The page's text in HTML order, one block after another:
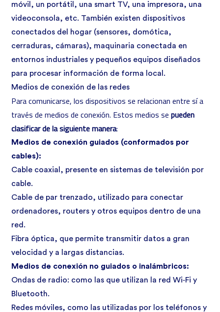
móvil, un portátil, una smart TV, una impresora, una
videoconsola, etc. También existen dispositivos
conectados del hogar (sensores, domótica,
cerraduras, cámaras), maquinaria conectada en
entornos industriales y pequeños equipos diseñados
para procesar información de forma local.
Medios de conexión de las redes
Para comunicarse, los dispositivos se relacionan entre sí a
través de medios de conexión. Estos medios se pueden
clasificar de la siguiente manera:
Medios de conexión guiados (conformados por
cables):
Cable coaxial, presente en sistemas de televisión por
cable.
Cable de par trenzado, utilizado para conectar
ordenadores, routers y otros equipos dentro de una
red.
Fibra óptica, que permite transmitir datos a gran
velocidad y a largas distancias.
Medios de conexión no guiados o inalámbricos:
Ondas de radio: como las que utilizan la red Wi‑Fi y
Bluetooth.
Redes móviles, como las utilizadas por los teléfonos y